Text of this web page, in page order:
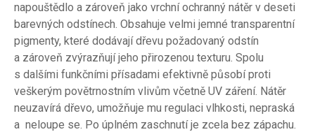
napouštědlo a zároveň jako vrchní ochranný nátěr v deseti
barevných odstínech. Obsahuje velmi jemné transparentní
pigmenty, které dodávají dřevu požadovaný odstín
a zároveň zvýrazňují jeho přirozenou texturu. Spolu
s dalšími funkčními přísadami efektivně působí proti
veškerým povětrnostním vlivům včetně UV záření. Nátěr
neuzavírá dřevo, umožňuje mu regulaci vlhkosti, nepraská
a neloupe se. Po úplném zaschnutí je zcela bez zápachu.